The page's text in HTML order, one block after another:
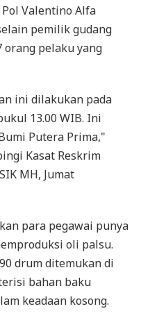
Valentino Alfa
pemilik gudang
pelaku yang
ini dilakukan pada
13.00 WIB. Ini
Putera Prima,"
Kasat Reskrim
MH, Jumat
para pegawai punya
oli palsu.
drum ditemukan di
bahan baku
keadaan kosong.